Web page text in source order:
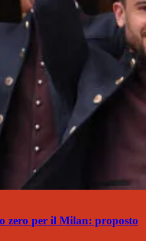
zero per il Milan: proposto